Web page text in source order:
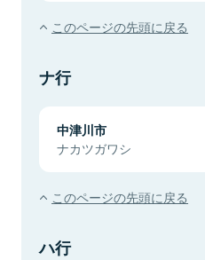
このページの先頭に戻る
ナ行
中津川市
ナカツガワシ
このページの先頭に戻る
ハ行